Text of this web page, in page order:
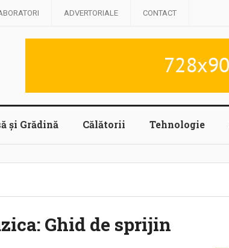
ADVERTORIALE CONTACT
și Grădină Călătorii Tehnologie
Ghid de sprijin